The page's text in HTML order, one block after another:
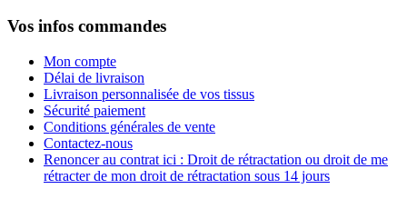
Vos infos commandes
Mon compte
Délai de livraison
Livraison personnalisée de vos tissus
Sécurité paiement
Conditions générales de vente
Contactez-nous
Renoncer au contrat ici : Droit de rétractation ou droit de me
rétracter de mon droit de rétractation sous 14 jours